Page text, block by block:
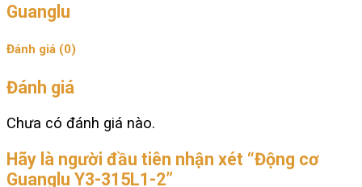
Guanglu
Đánh giá (0)
Đánh giá
Chưa có đánh giá nào.
Hãy là người đầu tiên nhận xét “Động cơ
Guanglu Y3-315L1-2”